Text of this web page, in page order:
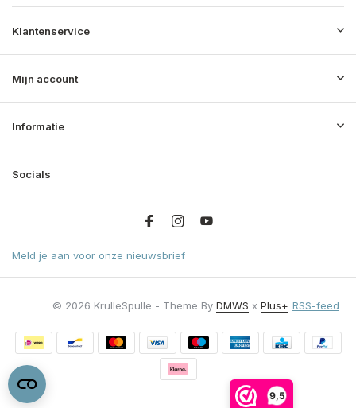
9,5
Klantenservice
Mijn account
Informatie
Socials
Meld je aan voor onze nieuwsbrief
© 2026 KrulleSpulle - Theme By DMWS x Plus+ RSS-feed